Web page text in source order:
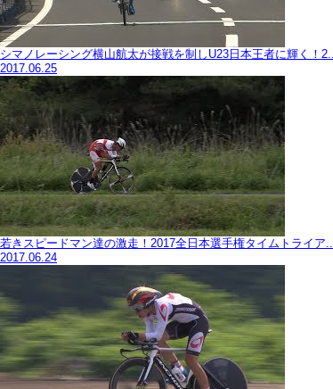
シマノレーシング横山航太が接戦を制しU23日本王者に輝く！2...
2017.06.25
若きスピードマン達の激走！2017全日本選手権タイムトライア...
2017.06.24